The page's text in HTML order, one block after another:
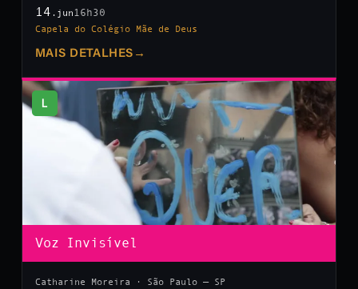
14 .jun 16h30
Capela do Colégio Mãe de Deus
MAIS DETALHES →
L
Voz Invisível
Catharine Moreira · São Paulo — SP